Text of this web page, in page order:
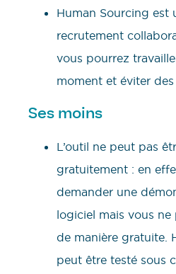
Human Sourcing est
recrutement
vous pourrez
moment et éviter des
Ses moins
L’outil ne peut pas
gratuitement : en
demander une
logiciel mais vous
de manière gratuite.
peut être testé sous